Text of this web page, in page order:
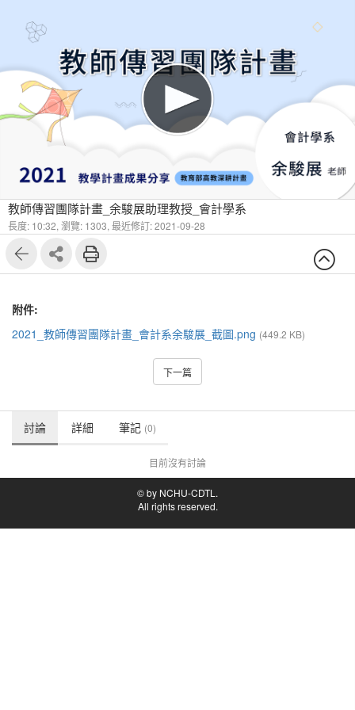
教師傳習團隊計畫_余駿展助理教授_會計學系
長度: 10:32, 瀏覽: 1303, 最近修訂: 2021-09-28
附件:
2021_教師傳習團隊計畫_會計系余駿展_截圖.png (449.2 KB)
下一篇
討論 詳細 筆記 (0)
目前沒有討論
© by NCHU-CDTL.
All rights reserved.